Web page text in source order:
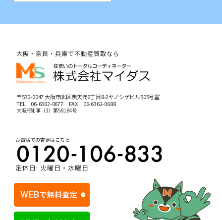
大阪・奈良・兵庫で不動産買取なら
〒530-0047 大阪市北区西天満6丁目8-2ヤノシゲビル505号室
TEL 06-6362-0677FAX 06-6362-0688
大阪府知事（3）第58184号
お電話での査定はこちら
定休日: 火曜日・水曜日